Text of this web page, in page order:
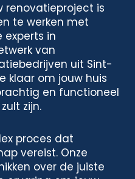
renovatieproject is
te werken met
experts in
van
uit Sint-
klaar om jouw huis
en functioneel
zijn.
proces dat
vereist. Onze
over de juiste